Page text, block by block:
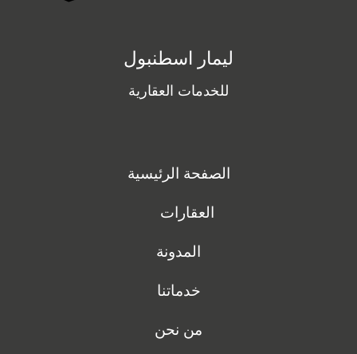
الصفحة الرئيسية
العقارات
المدونة
خدماتنا
من نحن
ليمار اسطنبول
للخدمات العقارية